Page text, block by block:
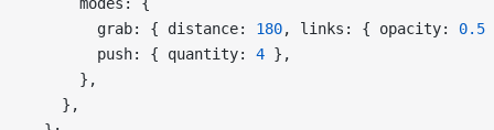
        grab: { distance:
180, links: { opacity: 0.5
        push: { quantity:
4 },
      },
    },